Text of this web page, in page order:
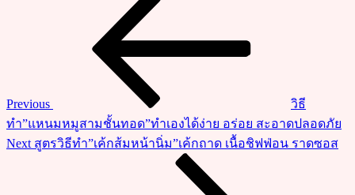
กิน
เอง
อร่อย
Previous
วิธี
ทำ”แหนมหมูสามชั้นทอด”ทำเองได้ง่าย อร่อย สะอาดปลอดภัย
Next
Post
Next สูตรวิธีทำ”เค้กส้มหน้านิ่ม”เค้กถาด เนื้อชิฟฟ่อน ราดซอส